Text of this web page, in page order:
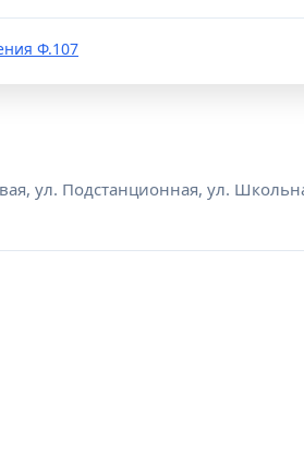
Ф.107
ул. Подстанционная, ул.